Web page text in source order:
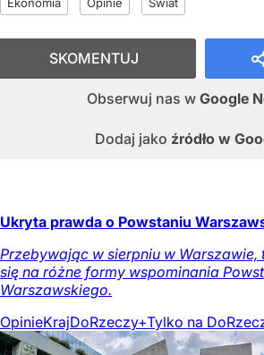
Obserwuj nas w Google
Dodaj jako źródło w
SKOMENTUJ
Ukryta prawda o Powstaniu
Przebywając w sierpniu w Warszawie,
się na różne formy wspominania
Warszawskiego.
OpinieKrajDoRzeczy+Tylko na